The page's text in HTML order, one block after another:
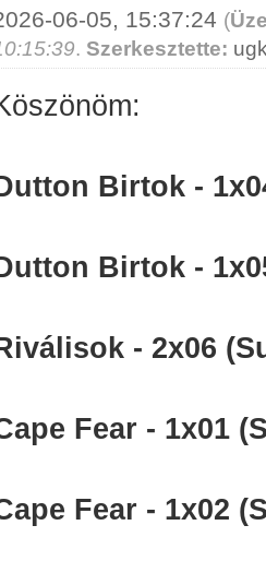
06-05, 15:37:24 (
. Szerkesztette:
Birtok -
Birtok -
- 2x06
Fear - 1x01
Fear - 1x02